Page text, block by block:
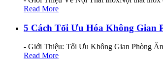
Read More
5 Cách Tối Ưu Hóa Không Gian
- Giới Thiệu: Tối Ưu Không Gian Phòng
Read More